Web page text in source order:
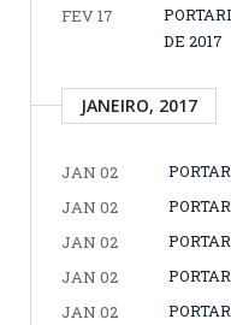
FEV 17
DE 2017
JANEIRO, 2017
JAN 02
JAN 02
JAN 02
JAN 02
JAN 02